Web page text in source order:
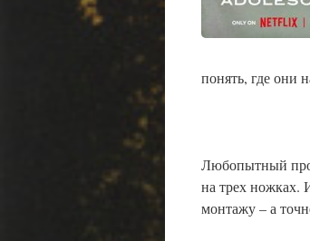
понять, где они
Любопытный
на трех ножках.
монтажу – а